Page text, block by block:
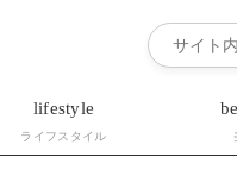
lifestyle
ライフスタイル